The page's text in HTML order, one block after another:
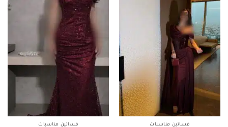
فساتين مناسبات فساتين مناسبات